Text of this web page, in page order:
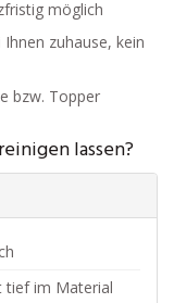
möglich
zuhause, kein
bzw. Topper
lassen?
tief im Material